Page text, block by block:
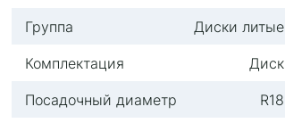
Группа
Диски литые
Комплектация
Диск
Посадочный диаметр
R18